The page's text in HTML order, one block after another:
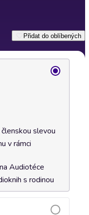
Přidat do oblíbených
slevou
v rámci
Audiotéce
s rodinou